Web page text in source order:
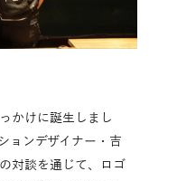
かけに誕生しまし
ョンデザイナー・吉
対談を通じて、ロゴ